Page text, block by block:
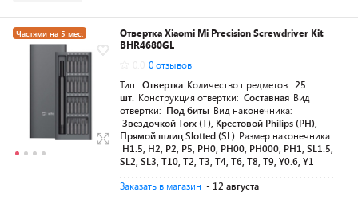
Частями на 5 мес.
Разумная цена
Отвертка Xiaomi Mi Precision Screwdriver Kit
BHR4680GL
0 отзывов
Тип: Отвертка Количество предметов: 25
шт. Конструкция отвертки: Составная Вид
отвертки: Под биты Вид наконечника:
Звездочкой Torx (T), Крестовой Philips (PH),
Прямой шлиц Slotted (SL) Размер наконечника:
H1.5, H2, P2, P5, PH0, PH00, PH000, PH1, SL1.5,
SL2, SL3, T10, T2, T3, T4, T6, T8, T9, Y0.6, Y1
Заказать в магазин - 12 августа